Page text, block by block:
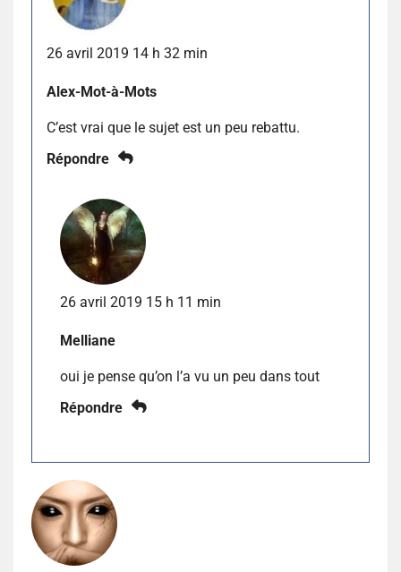
26 avril 2019 14 h 32 min
Alex-Mot-à-Mots
C’est vrai que le sujet est un peu rebattu.
Répondre
26 avril 2019 15 h 11 min
Melliane
oui je pense qu’on l’a vu un peu dans tout
Répondre